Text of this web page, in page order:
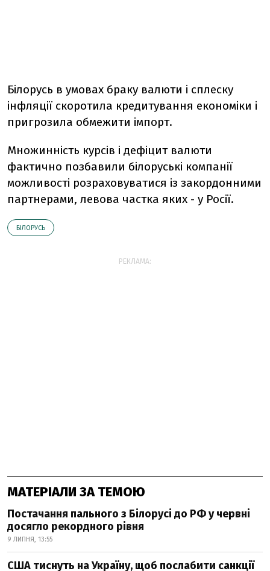
Білорусь в умовах браку валюти і сплеску
інфляції скоротила кредитування економіки і
пригрозила обмежити імпорт.
Множинність курсів і дефіцит валюти
фактично позбавили білоруські компанії
можливості розраховуватися із закордонними
партнерами, левова частка яких - у Росії.
БІЛОРУСЬ
РЕКЛАМА:
МАТЕРІАЛИ ЗА ТЕМОЮ
Постачання пального з Білорусі до РФ у червні
досягло рекордного рівня
9 ЛИПНЯ, 13:55
США тиснуть на Україну, щоб послабити санкції